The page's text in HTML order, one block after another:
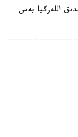
اللەرگيا بەس